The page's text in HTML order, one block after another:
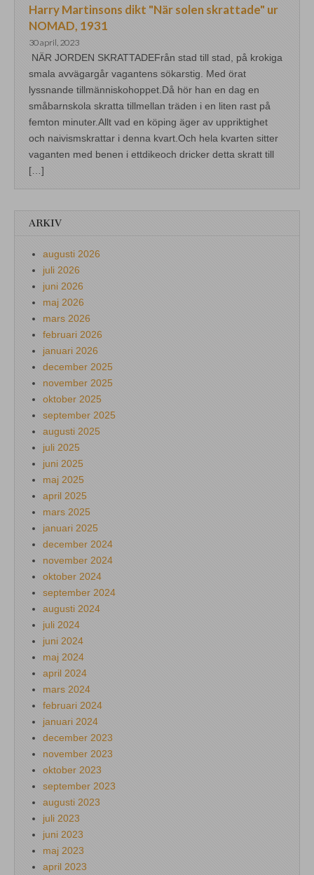
Harry Martinsons dikt "När solen skrattade" ur
NOMAD, 1931
30 april, 2023
NÄR JORDEN SKRATTADEFrån stad till stad, på krokiga
smala avvägargår vagantens sökarstig. Med örat
lyssnande tillmänniskohoppet.Då hör han en dag en
småbarnskola skratta tillmellan träden i en liten rast på
femton minuter.Allt vad en köping äger av uppriktighet
och naivismskrattar i denna kvart.Och hela kvarten sitter
vaganten med benen i ettdikeoch dricker detta skratt till
[…]
ARKIV
augusti 2026
juli 2026
juni 2026
maj 2026
mars 2026
februari 2026
januari 2026
december 2025
november 2025
oktober 2025
september 2025
augusti 2025
juli 2025
juni 2025
maj 2025
april 2025
mars 2025
januari 2025
december 2024
november 2024
oktober 2024
september 2024
augusti 2024
juli 2024
juni 2024
maj 2024
april 2024
mars 2024
februari 2024
januari 2024
december 2023
november 2023
oktober 2023
september 2023
augusti 2023
juli 2023
juni 2023
maj 2023
april 2023